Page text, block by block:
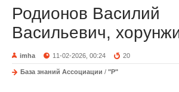
Родионов Василий
Васильевич,
imha 11-02-2026, 00:24 20
База знаний Ассоциации / "Р"